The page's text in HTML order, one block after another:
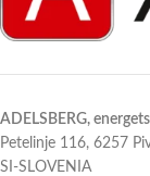
ADELSBERG,
Petelinje 116, 6257
SI-SLOVENIA